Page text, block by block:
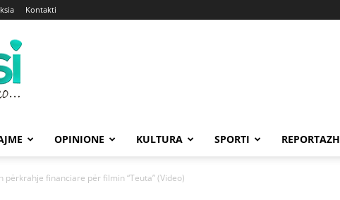
Kontakti
OPINIONE KULTURA SPORTI REPORTAZH
përkrahje financiare për filmin “Teuta” (Video)